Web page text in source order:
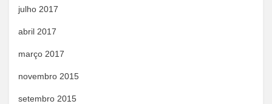
julho 2017
abril 2017
março 2017
novembro 2015
setembro 2015